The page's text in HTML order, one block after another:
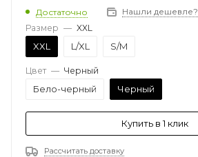
Достаточно
Нашли дешевле?
Размер — XXL
XXL L/XL S/M
Цвет — Черный
Бело-черный Черный
Купить в 1 клик
Рассчитать доставку